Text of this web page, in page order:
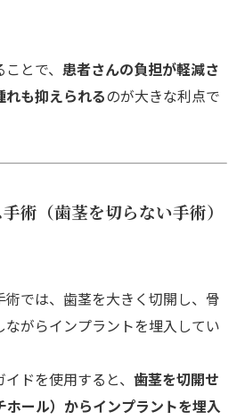
とで、 患者さんの負担が軽減さ
も抑えられるのが大きな利点で
術（歯茎を切らない手術）
では、歯茎を大きく切開し、骨
ながらインプラントを埋入してい
ドを使用すると、 歯茎を切開せ
ール）からインプラントを埋入